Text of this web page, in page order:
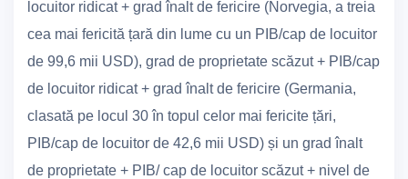
locuitor ridicat + grad înalt de fericire (Norvegia, a treia
cea mai fericită țară din lume cu un PIB/cap de locuitor
de 99,6 mii USD), grad de proprietate scăzut + PIB/cap
de locuitor ridicat + grad înalt de fericire (Germania,
clasată pe locul 30 în topul celor mai fericite țări,
PIB/cap de locuitor de 42,6 mii USD) și un grad înalt
de proprietate + PIB/ cap de locuitor scăzut + nivel de